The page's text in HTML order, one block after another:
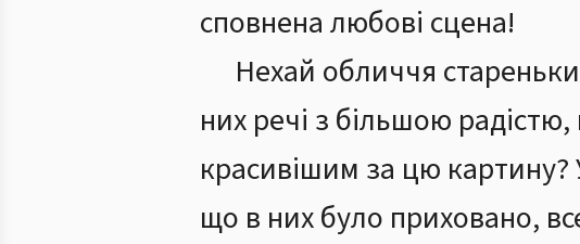
сповнена любові сцена!
Нехай обличчя
них речі з більшою
красивішим за цю картину?
що в них було приховано,